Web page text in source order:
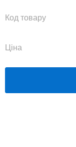
Ціна
Код товару